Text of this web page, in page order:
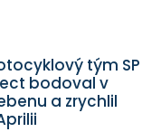
tým SP
bodoval v
a zrychlil